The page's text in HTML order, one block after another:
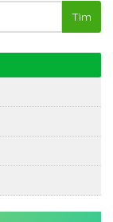
Tìm